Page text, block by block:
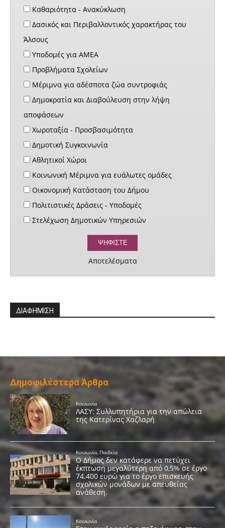
Καθαριότητα - Ανακύκλωση
Δασικός και Περιβαλλοντικός χαρακτήρας του
Άλσους
Υποδομές για ΑΜΕΑ
Προβλήματα Σχολείων
Μέριμνα για αδέσποτα ζώα συντροφιάς
Δημοκρατία και Διαβούλευση στην λήψη
αποφάσεων
Χωροταξία - Προσβασιμότητα
Δημοτική Συγκοινωνία
Αθλητικοί Χώροι
Κοινωνική Μέριμνα για ευάλωτες ομάδες
Οικονομική Κατάσταση του Δήμου
Πολιτιστικές Δράσεις - Υποδομές
Στελέχωση Δημοτικών Υπηρεσιών
Αποτελέσματα
ΔΙΑΦΗΜΙΣΗ
Δημοφιλέστερα Άρθρα